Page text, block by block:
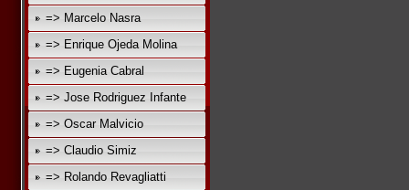
=> Marcelo Nasra
=> Enrique Ojeda Molina
=> Eugenia Cabral
=> Jose Rodriguez Infante
=> Oscar Malvicio
=> Claudio Simiz
=> Rolando Revagliatti